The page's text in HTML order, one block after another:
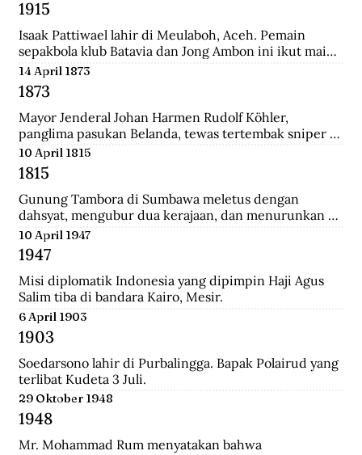
1915
Isaak Pattiwael lahir di Meulaboh, Aceh. Pemain
sepakbola klub Batavia dan Jong Ambon ini ikut main
dalam Piala Dunia 1938 di Prancis.
14 April 1873
1873
Mayor Jenderal Johan Harmen Rudolf Köhler,
panglima pasukan Belanda, tewas tertembak sniper
Aceh di depan Masjid Raya Banda Aceh.
10 April 1815
1815
Gunung Tambora di Sumbawa meletus dengan
dahsyat, mengubur dua kerajaan, dan menurunkan
suhu global sehingga disebut tahun tanpa musim
panas.
10 April 1947
1947
Misi diplomatik Indonesia yang dipimpin Haji Agus
Salim tiba di bandara Kairo, Mesir.
6 April 1903
1903
Soedarsono lahir di Purbalingga. Bapak Polairud yang
terlibat Kudeta 3 Juli.
29 Oktober 1948
1948
Mr. Mohammad Rum menyatakan bahwa